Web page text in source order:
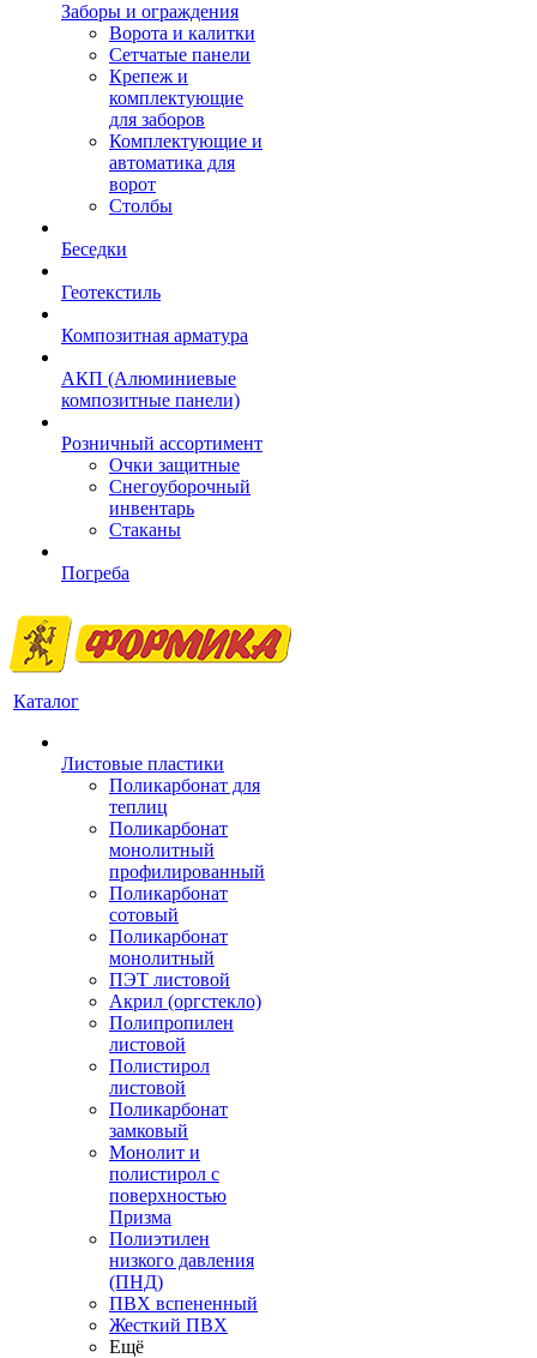
Заборы и ограждения
Ворота и калитки
Сетчатые панели
Крепеж и
комплектующие
для заборов
Комплектующие и
автоматика для
ворот
Столбы
Беседки
Геотекстиль
Композитная арматура
АКП (Алюминиевые
композитные панели)
Розничный ассортимент
Очки защитные
Снегоуборочный
инвентарь
Стаканы
Погреба
Каталог
Листовые пластики
Поликарбонат для
теплиц
Поликарбонат
монолитный
профилированный
Поликарбонат
сотовый
Поликарбонат
монолитный
ПЭТ листовой
Акрил (оргстекло)
Полипропилен
листовой
Полистирол
листовой
Поликарбонат
замковый
Монолит и
полистирол с
поверхностью
Призма
Полиэтилен
низкого давления
(ПНД)
ПВХ вспененный
Жесткий ПВХ
Ещё